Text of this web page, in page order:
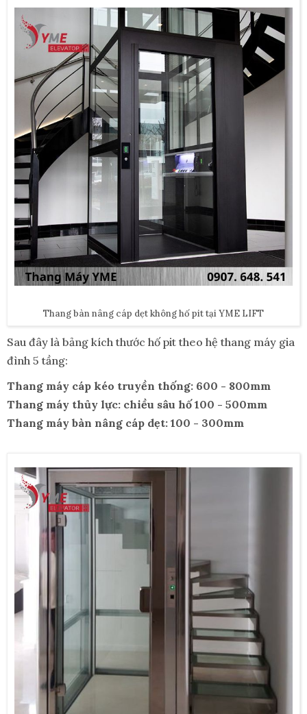
Thang bàn nâng cáp dẹt không hố pit tại YME LIFT
Sau đây là bảng kích thước hố pit theo hệ thang máy gia
đình 5 tầng:
Thang máy cáp kéo truyền thống: 600 - 800mm
Thang máy thủy lực: chiều sâu hố 100 - 500mm
Thang máy bàn nâng cáp dẹt: 100 - 300mm